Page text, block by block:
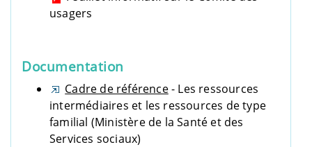
usagers
Documentation
Cadre de référence- Les ressources
intermédiaires et les ressources de type
familial (Ministère de la Santé et des
Services sociaux)